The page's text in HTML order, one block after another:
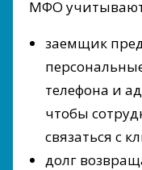
МФО
заемщик
телефона и
чтобы
связаться с
долг